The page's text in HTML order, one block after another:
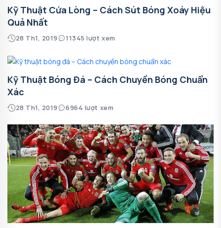
Kỹ Thuật Cứa Lòng – Cách Sút Bóng Xoáy Hiệu
Quả Nhất
28 Th1, 2019 11345 lượt xem
Kỹ Thuật Bóng Đá – Cách Chuyền Bóng Chuẩn
Xác
28 Th1, 2019 6964 lượt xem